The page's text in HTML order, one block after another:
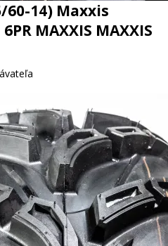
60-14) Maxxis
MAXXIS MAXXIS